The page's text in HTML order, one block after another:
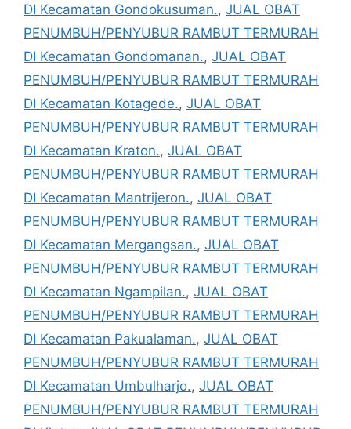
DI Kecamatan Gondokusuman., JUAL OBAT
PENUMBUH/PENYUBUR RAMBUT TERMURAH
DI Kecamatan Gondomanan., JUAL OBAT
PENUMBUH/PENYUBUR RAMBUT TERMURAH
DI Kecamatan Kotagede., JUAL OBAT
PENUMBUH/PENYUBUR RAMBUT TERMURAH
DI Kecamatan Kraton., JUAL OBAT
PENUMBUH/PENYUBUR RAMBUT TERMURAH
DI Kecamatan Mantrijeron., JUAL OBAT
PENUMBUH/PENYUBUR RAMBUT TERMURAH
DI Kecamatan Mergangsan., JUAL OBAT
PENUMBUH/PENYUBUR RAMBUT TERMURAH
DI Kecamatan Ngampilan., JUAL OBAT
PENUMBUH/PENYUBUR RAMBUT TERMURAH
DI Kecamatan Pakualaman., JUAL OBAT
PENUMBUH/PENYUBUR RAMBUT TERMURAH
DI Kecamatan Umbulharjo., JUAL OBAT
PENUMBUH/PENYUBUR RAMBUT TERMURAH